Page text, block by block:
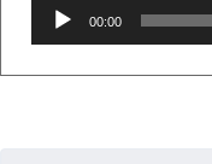
Audio
Player
00:00